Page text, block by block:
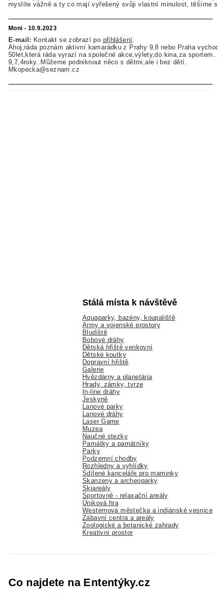
myslíte vážně a ty co mají vyřešený svůji vlastní minulost, těšíme
Moni - 10.9.2023
E-mail: Kontakt se zobrazí po přihlášení
Ahoj,ráda poznám aktivní kamarádku z Prahy 9,8 nebo Praha
50let,která ráda vyrazí na společné akce,výlety,do kina,za
9,7,4roky..Můžeme podniknout něco s dětmi,ale i bez dětí.
Mkopecka@seznam.cz
Stálá místa k návštěvě
Aquaparky, bazény, koupaliště
Army a vojenské prostory
Bludiště
Bobové dráhy
Dětská hřiště venkovní
Dětské koutky
Dopravní hřiště
Galerie
Hvězdárny a planetária
Hrady, zámky, tvrze
In-line dráhy
Jeskyně
Lanové parky
Lanové dráhy
Laser Game
Muzea
Naučné stezky
Památky a památníky
Parky
Podzemní chodby
Rozhledny a vyhlídky
Sdílené kanceláře pro maminky
Skanzeny a archeoparky
Skiareály
Sportovně - relaxační areály
Úniková hra
Westernová městečka a indiánské vesnice
Zábavní centra a areály
Zoologické a botanické zahrady
Kreativní prostor
Co najdete na Ententýky.cz